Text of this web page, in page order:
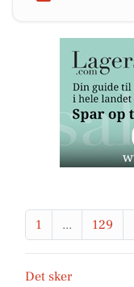
1 ... 129
Det sker